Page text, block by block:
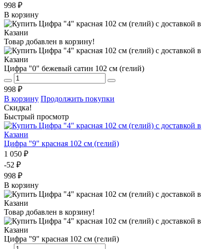
998 ₽
В корзину
Товар добавлен в корзину!
Цифра "0" бежевый сатин 102 см (гелий)
998 ₽
В корзину Продолжить покупки
Скидка!
Быстрый просмотр
Цифра "9" красная 102 см (гелий)
1 050 ₽
-52 ₽
998 ₽
В корзину
Товар добавлен в корзину!
Цифра "9" красная 102 см (гелий)